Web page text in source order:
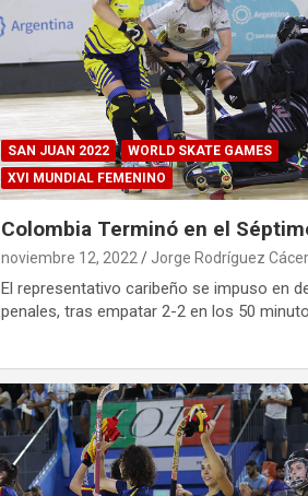
SAN JUAN 2022
WORLD SKATE GAMES
XVI MUNDIAL FEMENINO
Colombia Terminó en el
noviembre 12, 2022 Jorge Rodríguez
El representativo caribeño se impuso en
penales, tras empatar 2-2 en los 50